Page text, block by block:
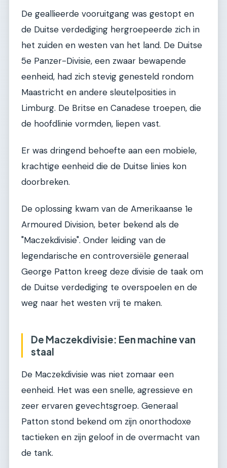
De geallieerde vooruitgang was gestopt en
de Duitse verdediging hergroepeerde zich in
het zuiden en westen van het land. De Duitse
5e Panzer-Divisie, een zwaar bewapende
eenheid, had zich stevig genesteld rondom
Maastricht en andere sleutelposities in
Limburg. De Britse en Canadese troepen, die
de hoofdlinie vormden, liepen vast.
Er was dringend behoefte aan een mobiele,
krachtige eenheid die de Duitse linies kon
doorbreken.
De oplossing kwam van de Amerikaanse 1e
Armoured Division, beter bekend als de
"Maczekdivisie". Onder leiding van de
legendarische en controversiële generaal
George Patton kreeg deze divisie de taak om
de Duitse verdediging te overspoelen en de
weg naar het westen vrij te maken.
De Maczekdivisie: Een machine van
staal
De Maczekdivisie was niet zomaar een
eenheid. Het was een snelle, agressieve en
zeer ervaren gevechtsgroep. Generaal
Patton stond bekend om zijn onorthodoxe
tactieken en zijn geloof in de overmacht van
de tank.